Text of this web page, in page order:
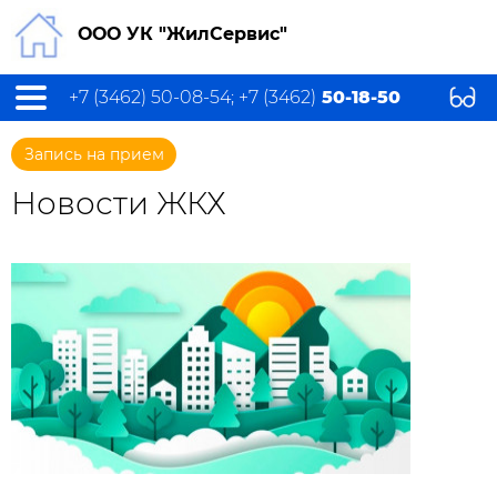
ООО УК "ЖилСервис"
+7 (3462) 50-08-54; +7 (3462) 50-18-50
Запись на прием
Новости ЖКХ